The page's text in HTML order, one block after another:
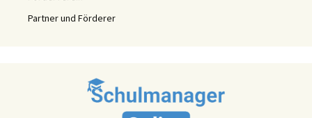
Partner und Förderer